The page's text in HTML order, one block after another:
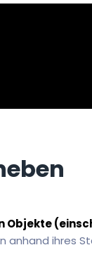
Objekte
anhand ihres